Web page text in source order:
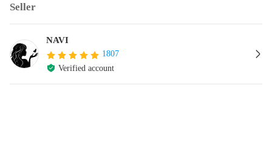
Seller
NAVI
1807
Verified account